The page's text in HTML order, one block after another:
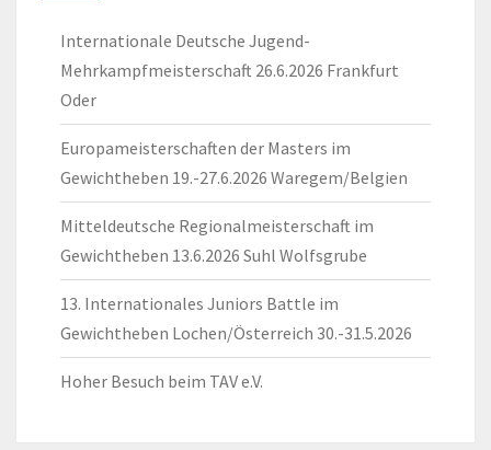
Internationale Deutsche Jugend-
Mehrkampfmeisterschaft 26.6.2026 Frankfurt
Oder
Europameisterschaften der Masters im
Gewichtheben 19.-27.6.2026 Waregem/Belgien
Mitteldeutsche Regionalmeisterschaft im
Gewichtheben 13.6.2026 Suhl Wolfsgrube
13. Internationales Juniors Battle im
Gewichtheben Lochen/Österreich 30.-31.5.2026
Hoher Besuch beim TAV e.V.